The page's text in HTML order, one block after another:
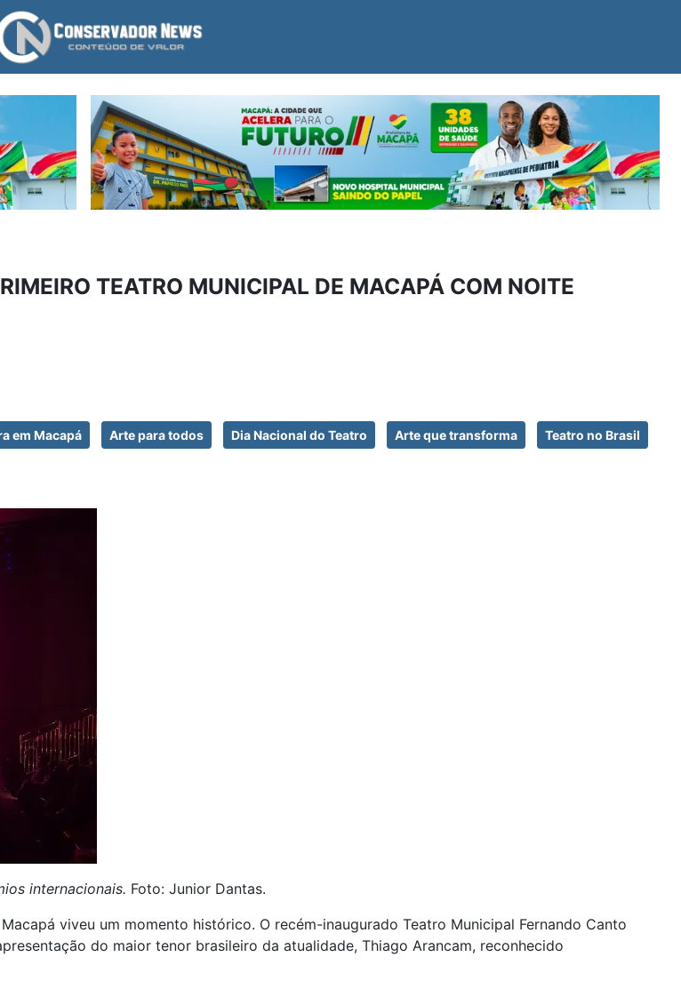
TEATRO MUNICIPAL DE MACAPÁ COM NOITE
em Macapá Arte para todos Dia Nacional do Teatro Arte que transforma Teatro no Brasil
internacionais. Foto: Junior Dantas.
viveu um momento histórico. O recém-inaugurado Teatro Municipal Fernando Canto
do maior tenor brasileiro da atualidade, Thiago Arancam, reconhecido